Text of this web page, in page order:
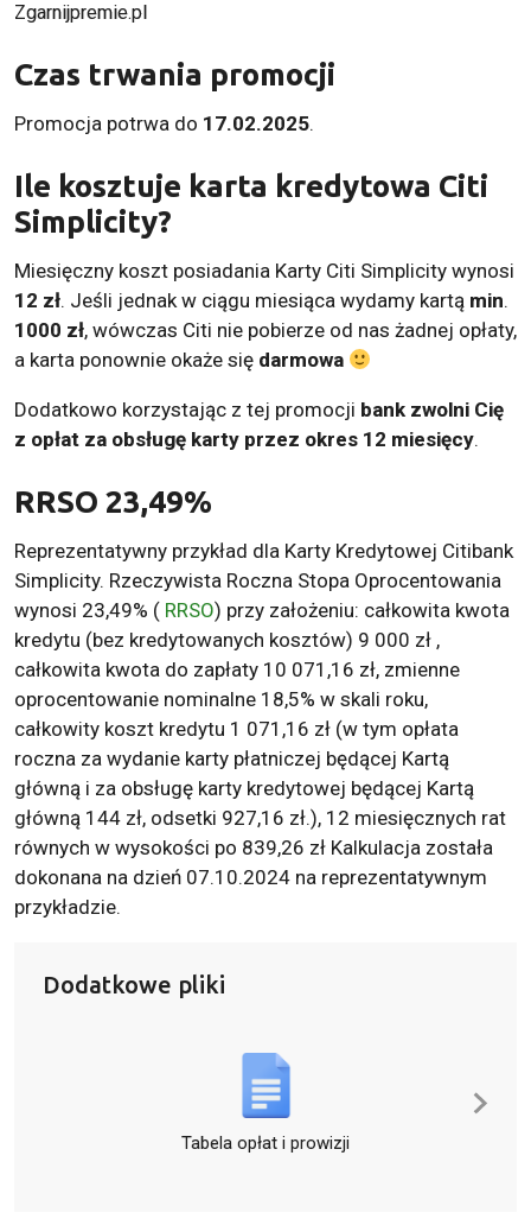
Zgarnijpremie.pl
Czas trwania promocji
Promocja potrwa do 17.02.2025.
Ile kosztuje karta kredytowa Citi
Simplicity?
Miesięczny koszt posiadania Karty Citi Simplicity wynosi
12 zł. Jeśli jednak w ciągu miesiąca wydamy kartą min.
1000 zł, wówczas Citi nie pobierze od nas żadnej opłaty,
a karta ponownie okaże się darmowa
Dodatkowo korzystając z tej promocji bank zwolni Cię
z opłat za obsługę karty przez okres 12 miesięcy.
RRSO 23,49%
Reprezentatywny przykład dla Karty Kredytowej Citibank
Simplicity. Rzeczywista Roczna Stopa Oprocentowania
wynosi 23,49% ( RRSO) przy założeniu: całkowita kwota
kredytu (bez kredytowanych kosztów) 9 000 zł ,
całkowita kwota do zapłaty 10 071,16 zł, zmienne
oprocentowanie nominalne 18,5% w skali roku,
całkowity koszt kredytu 1 071,16 zł (w tym opłata
roczna za wydanie karty płatniczej będącej Kartą
główną i za obsługę karty kredytowej będącej Kartą
główną 144 zł, odsetki 927,16 zł.), 12 miesięcznych rat
równych w wysokości po 839,26 zł Kalkulacja została
dokonana na dzień 07.10.2024 na reprezentatywnym
przykładzie.
Dodatkowe pliki
Tabela opłat i prowizji